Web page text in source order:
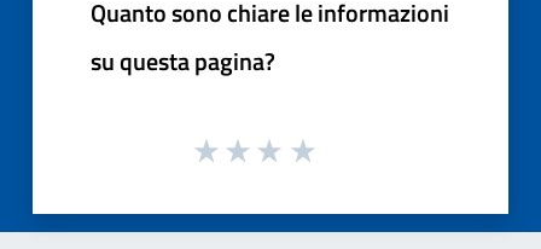
Quanto sono chiare le informazioni
su questa pagina?